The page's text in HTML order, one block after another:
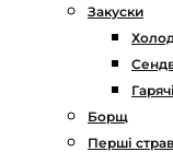
Закуски
Борщ
Перші